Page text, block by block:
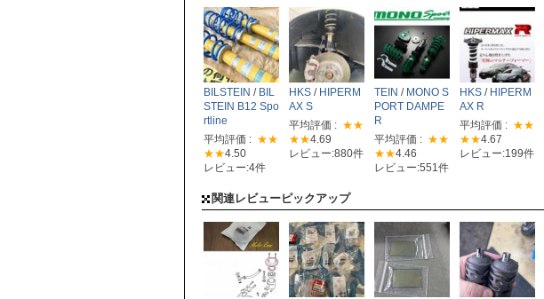
BILSTEIN / BIL
STEIN B12 Spo
rtline
平均評価 : ★★
★★4.50
レビュー:4件
HKS / HIPERM
AX S
平均評価 : ★★
★★4.69
レビュー:880件
TEIN / MONO S
PORT DAMPE
R
平均評価 : ★★
★★4.46
レビュー:551件
HKS / HIPERM
AX R
平均評価 : ★★
★★4.67
レビュー:199件
関連レビューピックアップ